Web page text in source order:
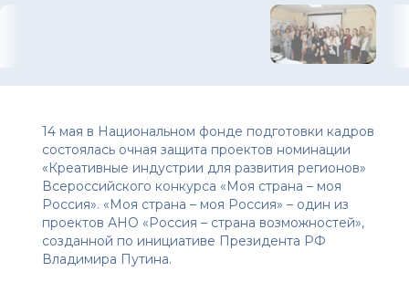
14 мая в Национальном фонде подготовки кадров
состоялась очная защита проектов номинации
«Креативные индустрии для развития регионов»
Всероссийского конкурса «Моя страна – моя
Россия». «Моя страна – моя Россия» – один из
проектов АНО «Россия – страна возможностей»,
созданной по инициативе Президента РФ
Владимира Путина.